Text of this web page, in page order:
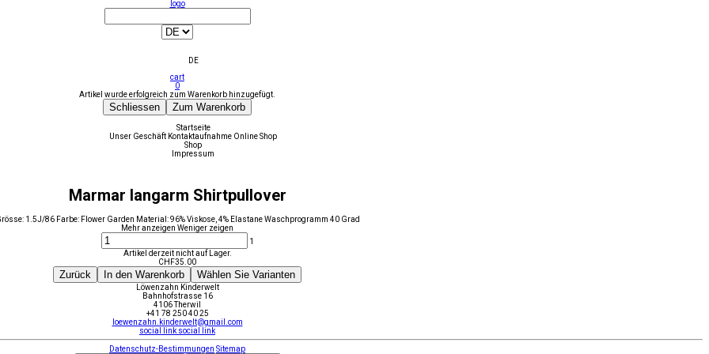
logo
DE
cart
0
Artikel wurde erfolgreich zum Warenkorb hinzugefügt.
Schliessen Zum Warenkorb
Startseite
Unser Geschäft Kontaktaufnahme Online Shop
Shop
Impressum
Marmar langarm Shirtpullover
1.5J/86 Farbe: Flower Garden Material: 96% Viskose, 4% Elastane Waschprogramm 40 Grad
Mehr anzeigen Weniger zeigen
1
Artikel derzeit nicht auf Lager.
CHF35.00
Zurück In den Warenkorb Wählen Sie Varianten
Löwenzahn Kinderwelt
Bahnhofstrasse 16
4106 Therwil
+41 78 250 40 25
loewenzahn.kinderwelt@gmail.com
social link social link
Datenschutz-Bestimmungen Sitemap